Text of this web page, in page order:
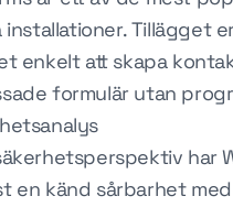
installationer. Tillägget
enkelt att skapa
formulär utan
har
en känd sårbarhet